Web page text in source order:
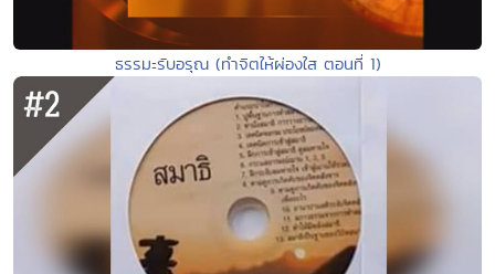
ธรรมะรับอรุณ (ทำจิตให้ผ่องใส ตอนที่ 1)